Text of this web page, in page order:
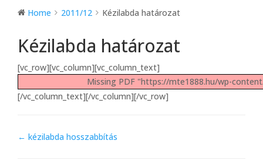
Home 2011/12 Kézilabda határozat
Kézilabda határozat
[vc_row][vc_column][vc_column_text]
Missing PDF "https://mte1888.hu/wp-
[/vc_column_text][/vc_column][/vc_row]
Doc
← kézilabda hosszabbítás